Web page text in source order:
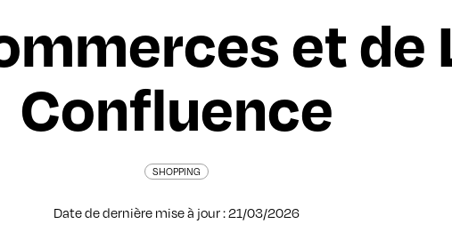
et de
Confluence
SHOPPING
Date de dernière mise à jour : 21/03/2026